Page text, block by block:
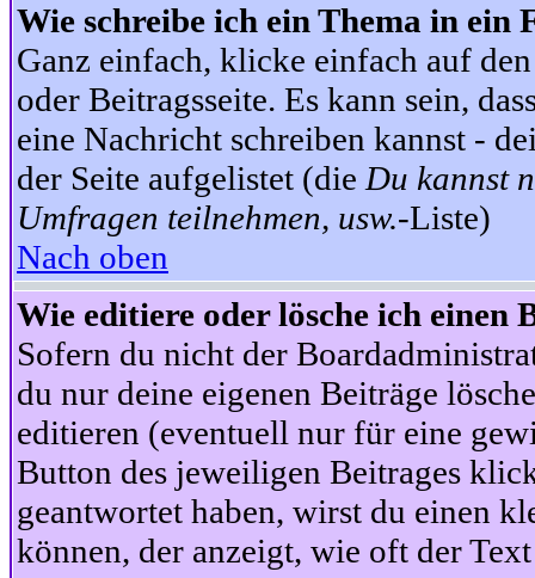
Wie schreibe ich ein Thema in ein
Ganz einfach, klicke einfach auf
oder Beitragsseite. Es kann sein,
eine Nachricht schreiben kannst -
der Seite aufgelistet (die Du kannst
Umfragen teilnehmen, usw.-Liste)
Nach oben
Wie editiere oder lösche ich einen
Sofern du nicht der
du nur deine eigenen Beiträge
editieren (eventuell nur für eine
Button des jeweiligen Beitrages
geantwortet haben, wirst du einen
können, der anzeigt, wie oft der